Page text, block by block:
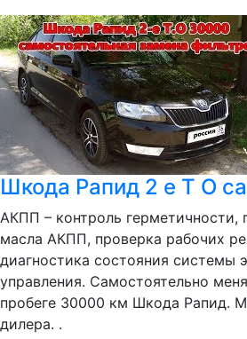
Шкода Рапид 2 е Т О
АКПП – контроль герметичности,
масла АКПП, проверка рабочих
диагностика состояния системы
управления. Самостоятельно
пробеге 30000 км Шкода Рапид.
дилера. .